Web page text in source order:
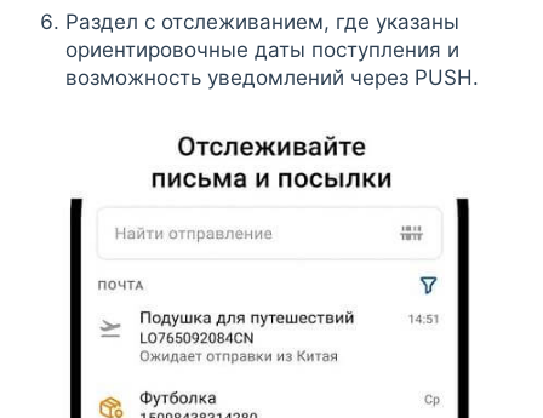
Раздел с отслеживанием, где указаны
ориентировочные даты поступления и
возможность уведомлений через PUSH.